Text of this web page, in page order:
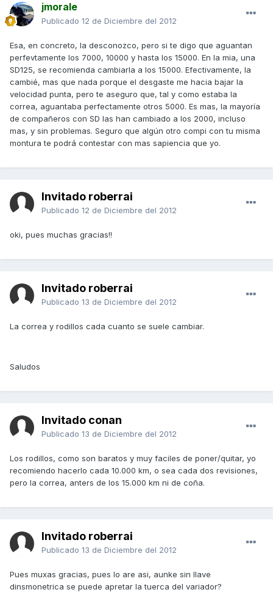
jmorale
Publicado 12 de Diciembre del 2012
Esa, en concreto, la desconozco, pero si te digo que aguantan
perfevtamente los 7000, 10000 y hasta los 15000. En la mia, una
SD125, se recomienda cambiarla a los 15000. Efectivamente, la
cambié, mas que nada porque el desgaste me hacia bajar la
velocidad punta, pero te aseguro que, tal y como estaba la
correa, aguantaba perfectamente otros 5000. Es mas, la mayoría
de compañeros con SD las han cambiado a los 2000, incluso
mas, y sin problemas. Seguro que algún otro compi con tu misma
montura te podrá contestar con mas sapiencia que yo.
Invitado roberrai
Publicado 12 de Diciembre del 2012
oki, pues muchas gracias!!
Invitado roberrai
Publicado 13 de Diciembre del 2012
La correa y rodillos cada cuanto se suele cambiar.
Saludos
Invitado conan
Publicado 13 de Diciembre del 2012
Los rodillos, como son baratos y muy faciles de poner/quitar, yo
recomiendo hacerlo cada 10.000 km, o sea cada dos revisiones,
pero la correa, anters de los 15.000 km ni de coña.
Invitado roberrai
Publicado 13 de Diciembre del 2012
Pues muxas gracias, pues lo are asi, aunke sin llave
dinsmonetrica se puede apretar la tuerca del variador?